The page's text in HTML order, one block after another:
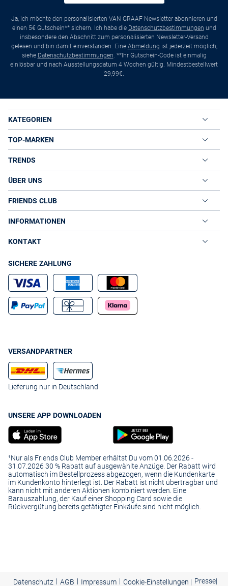
Ja, ich möchte den personalisierten VAN GRAAF Newsletter abonnieren und
einen 5€ Gutschein** sichern. Ich habe die Datenschutzbestimmungen und
insbesondere den Abschnitt zum personalisierten Newsletter-Versand
gelesen und bin damit einverstanden. Eine Abmeldung ist jederzeit möglich,
siehe Datenschutzbestimmungen. **Ihr Gutschein-Code ist einmalig
einlösbar und nach Ausstellungsdatum 4 Wochen gültig. Mindestbestellwert
29,99€.
KATEGORIEN
TOP-MARKEN
TRENDS
ÜBER UNS
FRIENDS CLUB
INFORMATIONEN
KONTAKT
SICHERE ZAHLUNG
VERSANDPARTNER
Lieferung nur in Deutschland
UNSERE APP DOWNLOADEN
¹Nur als Friends Club Member erhältst Du vom 01.06.2026 -
31.07.2026 30 % Rabatt auf ausgewählte Anzüge. Der Rabatt wird
automatisch im Bestellprozess abgezogen, wenn die Kundenkarte
im Kundenkonto hinterlegt ist. Der Rabatt ist nicht übertragbar und
kann nicht mit anderen Aktionen kombiniert werden. Eine
Barauszahlung, der Kauf einer Shopping Card sowie die
Rückvergütung bereits getätigter Einkäufe sind nicht möglich.
Datenschutz | AGB | Impressum | Cookie-Einstellungen | Presse|